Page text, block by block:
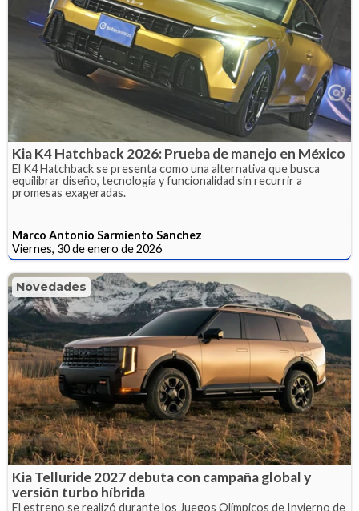
Kia K4 Hatchback 2026: Prueba de manejo en México
El K4 Hatchback se presenta como una alternativa que busca
equilibrar diseño, tecnología y funcionalidad sin recurrir a
promesas exageradas.
Marco Antonio Sarmiento Sanchez
Viernes, 30 de enero de 2026
Novedades
Kia Telluride 2027 debuta con campaña global y
versión turbo híbrida
El estreno se realizó durante los Juegos Olímpicos de Invierno de